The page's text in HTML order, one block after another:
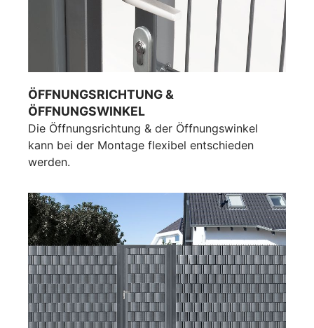
ÖFFNUNGSRICHTUNG &
ÖFFNUNGSWINKEL
Die Öffnungsrichtung & der Öffnungswinkel
kann bei der Montage flexibel entschieden
werden.